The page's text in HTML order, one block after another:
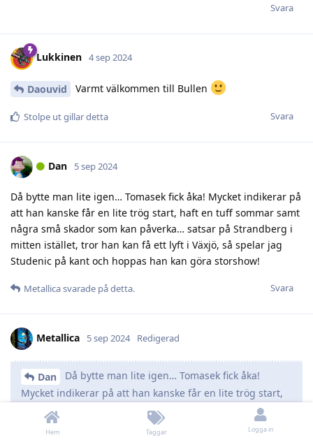
Svara
Lukkinen 4 sep 2024
Daouvid Varmt välkommen till Bullen
Svara
Stolpe utgillar detta
Dan 5 sep 2024
Då bytte man lite igen… Tomasek fick åka! Mycket indikerar på
att han kanske får en lite trög start, haft en tuff sommar samt
några små skador som kan påverka… satsar på Strandberg i
mitten istället, tror han kan få ett lyft i Växjö, så spelar jag
Studenic på kant och hoppas han kan göra storshow!
Svara
Metallicasvarade på detta.
Metallica 5 sep 2024 Redigerad
Dan
Då bytte man lite igen… Tomasek fick åka!
Mycket indikerar på att han kanske får en lite trög start,
haft en tuff sommar samt några små skador som kan
påverka
Hem Taggar Logga in